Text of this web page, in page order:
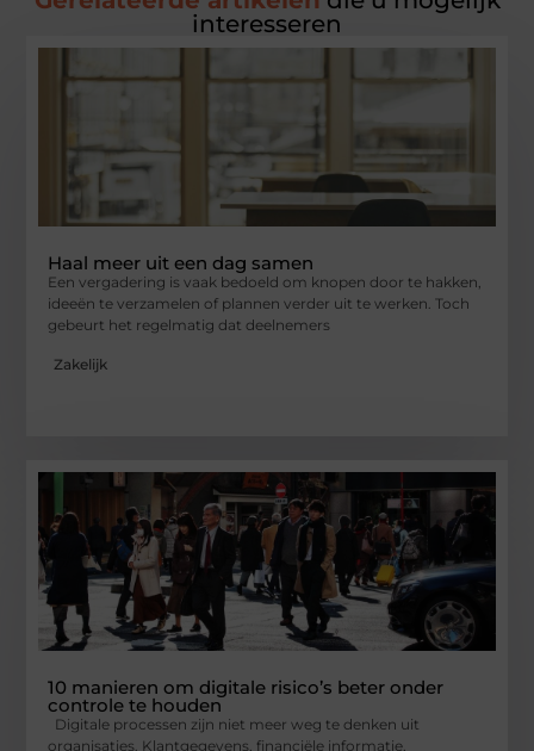
interesseren
Haal meer uit een dag samen
Een vergadering is vaak bedoeld om knopen door te hakken,
ideeën te verzamelen of plannen verder uit te werken. Toch
gebeurt het regelmatig dat deelnemers
Zakelijk
10 manieren om digitale risico’s beter onder
controle te houden
Digitale processen zijn niet meer weg te denken uit
organisaties. Klantgegevens, financiële informatie,